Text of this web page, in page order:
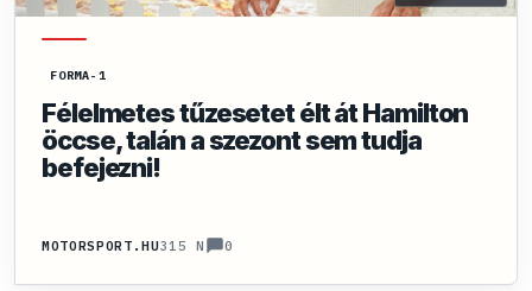
FORMA-1
Félelmetes tűzesetet élt át Hamilton
öccse, talán a szezont sem tudja
befejezni!
MOTORSPORT.HU315 N 0